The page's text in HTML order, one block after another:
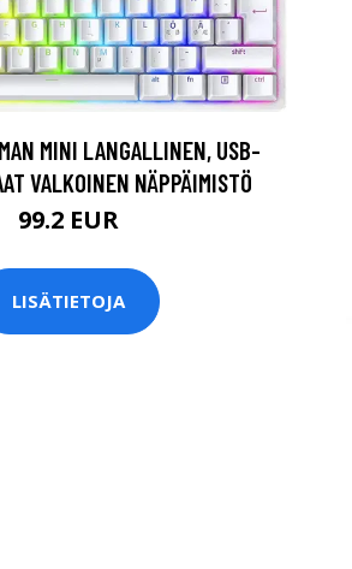
MINI LANGALLINEN, USB-
VALKOINEN NÄPPÄIMISTÖ
99.2 EUR
LISÄTIETOJA